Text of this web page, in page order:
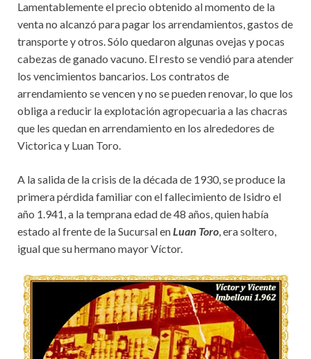
Lamentablemente el precio obtenido al momento de la
venta no alcanzó para pagar los arrendamientos, gastos de
transporte y otros. Sólo quedaron algunas ovejas y pocas
cabezas de ganado vacuno. El resto se vendió para atender
los vencimientos bancarios. Los contratos de
arrendamiento se vencen y no se pueden renovar, lo que los
obliga a reducir la explotación agropecuaria a las chacras
que les quedan en arrendamiento en los alrededores de
Victorica y Luan Toro.
A la salida de la crisis de la década de 1930, se produce la
primera pérdida familiar con el fallecimiento de Isidro el
año 1.941, a la temprana edad de 48 años, quien había
estado al frente de la Sucursal en Luan Toro , era soltero,
igual que su hermano mayor Víctor.